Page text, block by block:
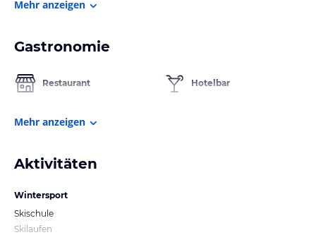
Mehr anzeigen
Gastronomie
Restaurant Hotelbar
Mehr anzeigen
Aktivitäten
Wintersport
Skischule
Skilaufen